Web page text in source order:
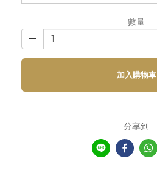
數量
加入購物車
分享到